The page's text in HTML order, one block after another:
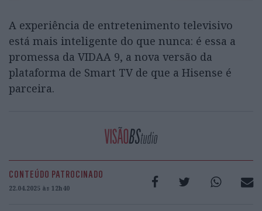
A experiência de entretenimento televisivo
está mais inteligente do que nunca: é essa a
promessa da VIDAA 9, a nova versão da
plataforma de Smart TV de que a Hisense é
parceira.
CONTEÚDO PATROCINADO
22.04.2025 às 12h40